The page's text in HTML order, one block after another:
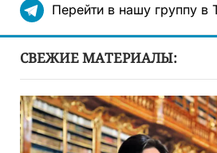
Перейти в нашу группу в
СВЕЖИЕ МАТЕРИАЛЫ: